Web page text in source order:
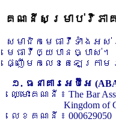
គណនីសម្រាប់វិភាគ
សមាជិកមេធាវីទាំងអ
មេធាវីឲ្យបានច្បា
ផ្ញើមកលេខតេឡេក្រាម
១. ធនាគារអេប៊ីអេ
ឈ្មោះគណនី ៖ The Bar
Kingdom of
លេខគណនី ៖ 000629050